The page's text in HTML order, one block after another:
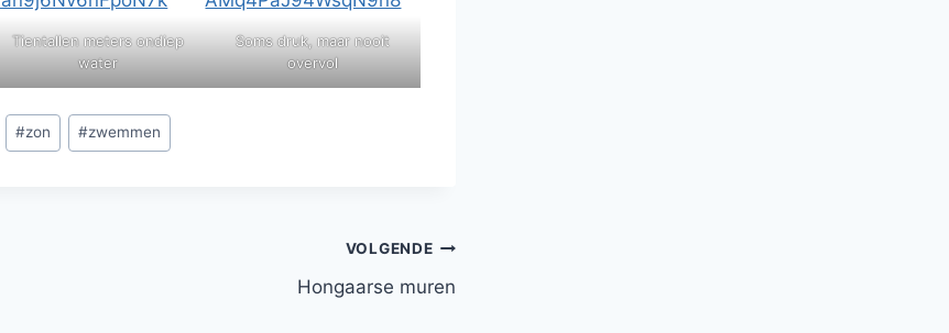
Tientallen meters ondiep
water
Soms druk, maar nooit
overvol
#zon #zwemmen
VOLGENDE
Hongaarse muren